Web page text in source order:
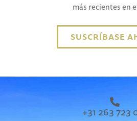
más recientes en
SUSCRÍBASE
+31 263 723